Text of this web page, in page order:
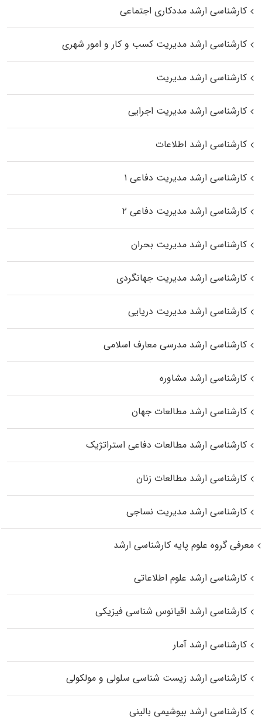
کارشناسی ارشد مددکاری اجتماعی
کارشناسی ارشد مدیریت کسب و کار و امور شهری
کارشناسی ارشد مدیریت
کارشناسی ارشد مدیریت اجرایی
کارشناسی ارشد اطلاعات
کارشناسی ارشد مدیریت دفاعی ۱
کارشناسی ارشد مدیریت دفاعی ۲
کارشناسی ارشد مدیریت بحران
کارشناسی ارشد مدیریت جهانگردی
کارشناسی ارشد مدیریت دریایی
کارشناسی ارشد مدرسی معارف اسلامی
کارشناسی ارشد مشاوره
کارشناسی ارشد مطالعات جهان
کارشناسی ارشد مطالعات دفاعی استراتژیک
کارشناسی ارشد مطالعات زنان
کارشناسی ارشد مدیریت نساجی
معرفی گروه علوم پایه کارشناسی ارشد
کارشناسی ارشد علوم اطلاعاتی
کارشناسی ارشد اقیانوس‌ شناسی فیزیکی
کارشناسی ارشد آمار
کارشناسی ارشد زیست شناسی سلولی و مولکولی
کارشناسی ارشد بیوشیمی بالینی